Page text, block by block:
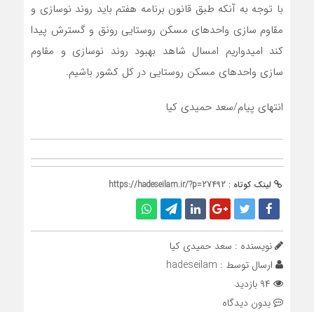
با توجه به آنکه طبق قانون برنامه هفتم باید روند نوسازی و
مقاوم سازی واحد‌های مسکن روستایی رونق و گسترش پیدا
کند امیدواریم امسال شاهد بهبود روند نوسازی و مقاوم
سازی واحد‌های مسکن روستایی در کل کشور باشیم.
انتهای پیام/سعد حمیدی کیا
لینک کوتاه : https://hadeseilam.ir/?p=27492
نویسنده : سعد حمیدی کیا
ارسال توسط : hadeseilam
بدون دیدگاه